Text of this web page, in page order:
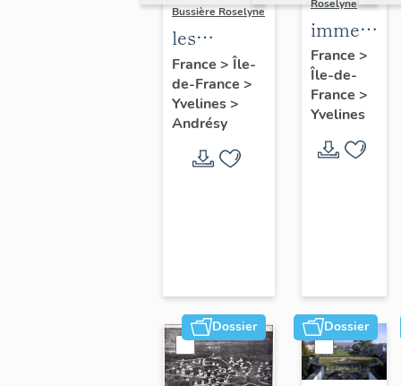
Bussière Roselyne
les
immeubles,
maisons et
fermes du
canton
d'Andrésy
France > Île-
de-France >
Yvelines>
Andrésy
Roselyne
maisons,
fermes
France >
Île-de-
France >
Yvelines
Dossier Dossier